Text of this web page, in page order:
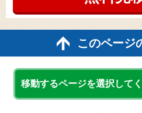
このページ
移動するページを選択して